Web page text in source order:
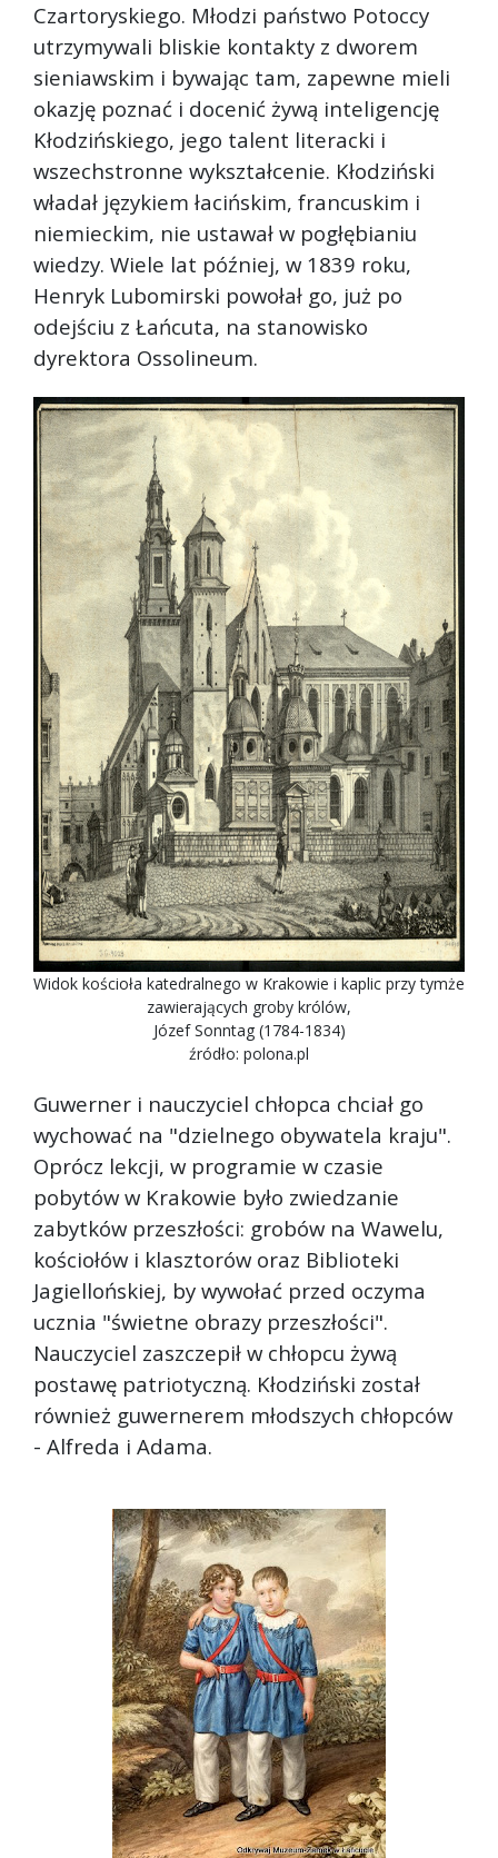
Czartoryskiego. Młodzi państwo Potoccy
utrzymywali bliskie kontakty z dworem
sieniawskim i bywając tam, zapewne mieli
okazję poznać i docenić żywą inteligencję
Kłodzińskiego, jego talent literacki i
wszechstronne wykształcenie. Kłodziński
władał językiem łacińskim, francuskim i
niemieckim, nie ustawał w pogłębianiu
wiedzy. Wiele lat później, w 1839 roku,
Henryk Lubomirski powołał go, już po
odejściu z Łańcuta, na stanowisko
dyrektora Ossolineum.
Widok kościoła katedralnego w Krakowie i kaplic przy tymże
zawierających groby królów,
Józef Sonntag (1784-1834)
źródło: polona.pl
Guwerner i nauczyciel chłopca chciał go
wychować na "dzielnego obywatela kraju".
Oprócz lekcji, w programie w czasie
pobytów w Krakowie było zwiedzanie
zabytków przeszłości: grobów na Wawelu,
kościołów i klasztorów oraz Biblioteki
Jagiellońskiej, by wywołać przed oczyma
ucznia "świetne obrazy przeszłości".
Nauczyciel zaszczepił w chłopcu żywą
postawę patriotyczną. Kłodziński został
również guwernerem młodszych chłopców
- Alfreda i Adama.